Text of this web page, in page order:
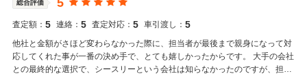
総合評価
査定額： 5 連絡： 5 査定対応： 5 車引渡し： 5
他社と金額がさほど変わらなかった際に、担当者が最後まで親身になって対
応してくれた事が一番の決め手で、とても嬉しかったからです。 大手の会社
との最終的な選択で、シースリーという会社は知らなかったのですが、担当